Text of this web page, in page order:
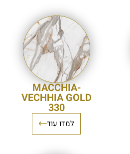
MACCHIA-
VECHHIA GOLD
330
למדו עוד